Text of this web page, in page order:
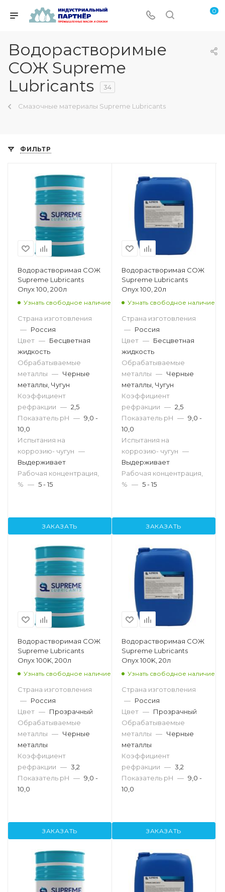
0
Водорастворимые
СОЖ Supreme
Lubricants
34
Смазочные материалы Supreme Lubricants
ФИЛЬТР
Водорастворимая СОЖ
Supreme Lubricants
Onyx 100, 200л
Узнать свободное наличие
Страна изготовления
— Россия
Цвет — Бесцветная
жидкость
Обрабатываемые
металлы — Черные
металлы, Чугун
Коэффициент
рефракции — 2,5
Показатель pH — 9,0 -
10,0
Испытания на
коррозию- чугун —
Выдерживает
Рабочая концентрация,
% — 5 - 15
ЗАКАЗАТЬ
Водорастворимая СОЖ
Supreme Lubricants
Onyx 100, 20л
Узнать свободное наличие
Страна изготовления
— Россия
Цвет — Бесцветная
жидкость
Обрабатываемые
металлы — Черные
металлы, Чугун
Коэффициент
рефракции — 2,5
Показатель pH — 9,0 -
10,0
Испытания на
коррозию- чугун —
Выдерживает
Рабочая концентрация,
% — 5 - 15
ЗАКАЗАТЬ
Водорастворимая СОЖ
Supreme Lubricants
Onyx 100K, 200л
Узнать свободное наличие
Страна изготовления
— Россия
Цвет — Прозрачный
Обрабатываемые
металлы — Черные
металлы
Коэффициент
рефракции — 3,2
Показатель pH — 9,0 -
10,0
ЗАКАЗАТЬ
Водорастворимая СОЖ
Supreme Lubricants
Onyx 100K, 20л
Узнать свободное наличие
Страна изготовления
— Россия
Цвет — Прозрачный
Обрабатываемые
металлы — Черные
металлы
Коэффициент
рефракции — 3,2
Показатель pH — 9,0 -
10,0
ЗАКАЗАТЬ